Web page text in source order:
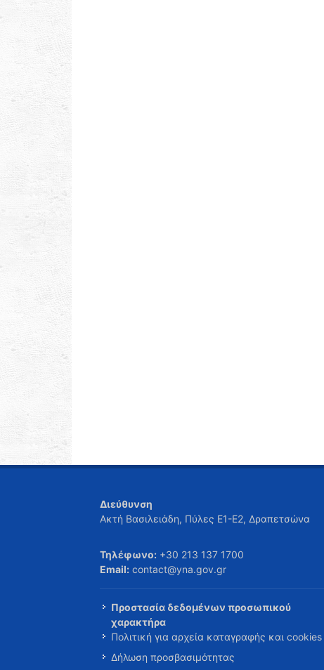
Διεύθυνση
Ακτή Βασιλειάδη, Πύλες Ε1-Ε2, Δραπετσώνα
Τηλέφωνο: +30 213 137 1700
Email: contact@yna.gov.gr
Προστασία δεδομένων προσωπικού
χαρακτήρα
Πολιτική για αρχεία καταγραφής και cookies
Δήλωση προσβασιμότητας